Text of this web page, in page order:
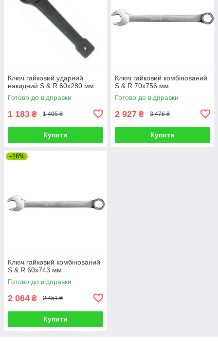
Ключ гайковий ударний
накидний S & R 60х280 мм
Готово до відправки
1 183 ₴ 1 405 ₴
Купити
Ключ гайковий комбінований
S & R 70х756 мм
Готово до відправки
2 927 ₴ 3 476 ₴
Купити
–16%
Ключ гайковий комбінований
S & R 60х743 мм
Готово до відправки
2 064 ₴ 2 451 ₴
Купити